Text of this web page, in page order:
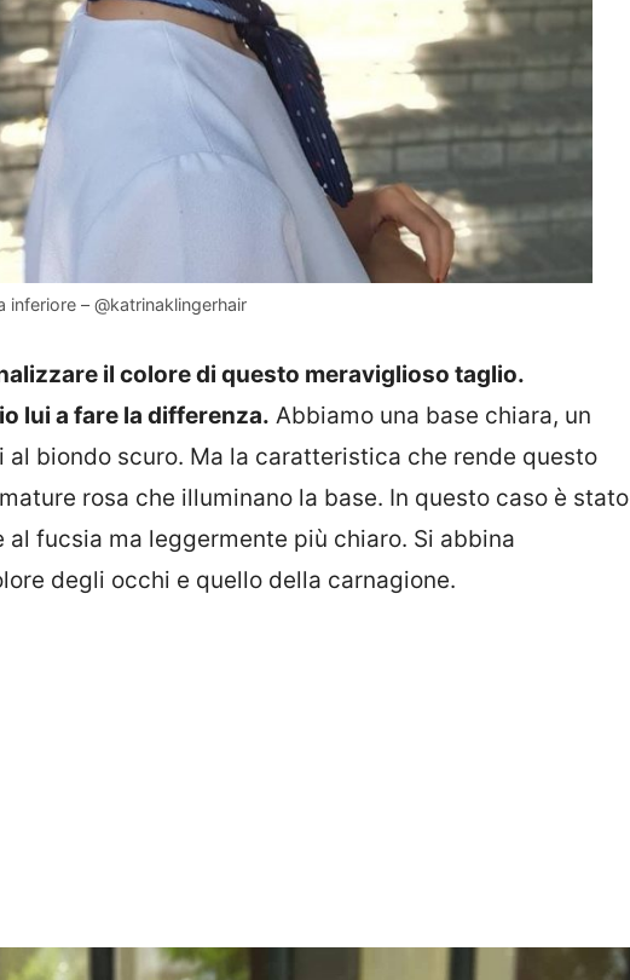
– @katrinaklingerhair
il colore di questo meraviglioso taglio.
lui a fare la differenza. Abbiamo una base chiara, un
al biondo scuro. Ma la caratteristica che rende questo
rosa che illuminano la base. In questo caso è stato
al fucsia ma leggermente più chiaro. Si abbina
degli occhi e quello della carnagione.